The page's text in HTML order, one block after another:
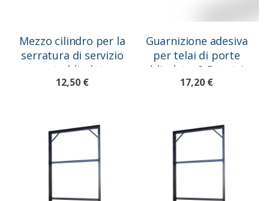
Mezzo cilindro per la
serratura di servizio
porte blindate
12,50 €
Guarnizione adesiva
per telai di porte
blindate, 2,5 metri
17,20 €